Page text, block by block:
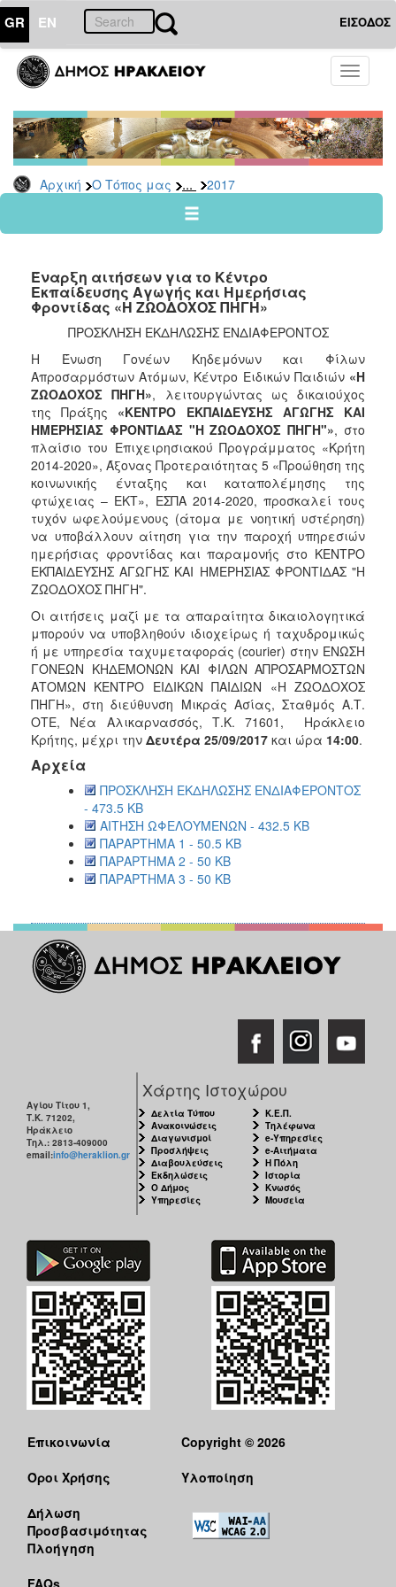
GR EN ΕΙΣΟΔΟΣ
Toggle
Αρχική Ο Τόπος μας ... 2017
ΤΟΠΟΣ
ΜΑΣ
Ανακοινώσεις
Αρχείο
2026
2024
2022
2021
2020
2019
2018
2017
2016
2015
2012
2011
ΔΗΜΟΣ
ΠΟΛΙΤΙΣΜΟΣ
ΑΝΘΕΚΤΙΚΗ
ΠΟΛΗ
Έναρξη αιτήσεων για το Κέντρο
Εκπαίδευσης Αγωγής και Ημερήσιας
Φροντίδας «Η ΖΩΟΔΟΧΟΣ ΠΗΓΗ»
ΠΡΟΣΚΛΗΣΗ ΕΚΔΗΛΩΣΗΣ ΕΝΔΙΑΦΕΡΟΝΤΟΣ
Η Ένωση Γονέων Κηδεμόνων και Φίλων
Απροσαρμόστων Ατόμων, Κέντρο Ειδικών Παιδιών «Η
ΖΩΟΔΟΧΟΣ ΠΗΓΗ», λειτουργώντας ως δικαιούχος
της Πράξης «ΚΕΝΤΡΟ ΕΚΠΑΙΔΕΥΣΗΣ ΑΓΩΓΗΣ ΚΑΙ
ΗΜΕΡΗΣΙΑΣ ΦΡΟΝΤΙΔΑΣ "Η ΖΩΟΔΟΧΟΣ ΠΗΓΗ"», στο
πλαίσιο του Επιχειρησιακού Προγράμματος «Κρήτη
2014-2020», Άξονας Προτεραιότητας 5 «Προώθηση της
κοινωνικής ένταξης και καταπολέμησης της
φτώχειας – ΕΚΤ», ΕΣΠΑ 2014-2020, προσκαλεί τους
τυχόν ωφελούμενους (άτομα με νοητική υστέρηση)
να υποβάλλουν αίτηση για την παροχή υπηρεσιών
ημερήσιας φροντίδας και παραμονής στο ΚΕΝΤΡΟ
ΕΚΠΑΙΔΕΥΣΗΣ ΑΓΩΓΗΣ ΚΑΙ ΗΜΕΡΗΣΙΑΣ ΦΡΟΝΤΙΔΑΣ "Η
ΖΩΟΔΟΧΟΣ ΠΗΓΗ".
Οι αιτήσεις μαζί με τα απαραίτητα δικαιολογητικά
μπορούν να υποβληθούν ιδιοχείρως ή ταχυδρομικώς
ή με υπηρεσία ταχυμεταφοράς (courier) στην ΕΝΩΣΗ
ΓΟΝΕΩΝ ΚΗΔΕΜΟΝΩΝ ΚΑΙ ΦΙΛΩΝ ΑΠΡΟΣΑΡΜΟΣΤΩΝ
ΑΤΟΜΩΝ ΚΕΝΤΡΟ ΕΙΔΙΚΩΝ ΠΑΙΔΙΩΝ «Η ΖΩΟΔΟΧΟΣ
ΠΗΓΗ», στη διεύθυνση Μικράς Ασίας, Σταθμός Α.Τ.
ΟΤΕ, Νέα Αλικαρνασσός, Τ.Κ. 71601, Ηράκλειο
Κρήτης, μέχρι την Δευτέρα 25/09/2017 και ώρα 14:00.
Αρχεία
ΠΡΟΣΚΛΗΣΗ ΕΚΔΗΛΩΣΗΣ ΕΝΔΙΑΦΕΡΟΝΤΟΣ
- 473.5 KB
ΑΙΤΗΣΗ ΩΦΕΛΟΥΜΕΝΩΝ - 432.5 KB
ΠΑΡΑΡΤΗΜΑ 1 - 50.5 KB
ΠΑΡΑΡΤΗΜΑ 2 - 50 KB
ΠΑΡΑΡΤΗΜΑ 3 - 50 KB
Αγίου Τίτου 1,
Τ.Κ. 71202,
Ηράκλειο
Τηλ.: 2813-409000
email:info@heraklion.gr
Χάρτης Ιστοχώρου
Δελτία Τύπου
Ανακοινώσεις
Διαγωνισμοί
Προσλήψεις
Διαβουλεύσεις
Εκδηλώσεις
Ο Δήμος
Υπηρεσίες
Κ.Ε.Π.
Τηλέφωνα
e-Υπηρεσίες
e-Αιτήματα
Η Πόλη
Ιστορία
Κνωσός
Μουσεία
Επικοινωνία
Όροι Χρήσης
Δήλωση
Προσβασιμότητας
Πλοήγηση
FAQs
Copyright © 2026
Υλοποίηση